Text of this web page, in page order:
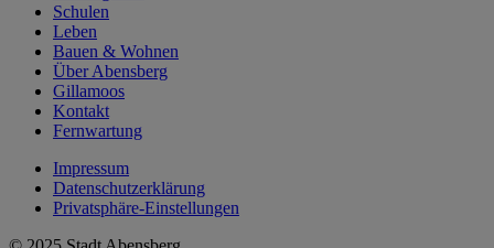
Schulen
Leben
Bauen & Wohnen
Über Abensberg
Gillamoos
Kontakt
Fernwartung
Impressum
Datenschutzerklärung
Privatsphäre-Einstellungen